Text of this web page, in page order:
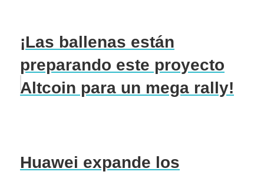
¡Las ballenas están
preparando este proyecto
Altcoin para un mega rally!
Huawei expande los